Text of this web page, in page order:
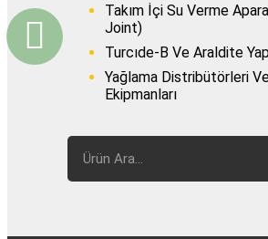
Takım İçi Su Verme
Joint)
Turcıde-B Ve Araldite
Yağlama Distribütörleri
Ekipmanları